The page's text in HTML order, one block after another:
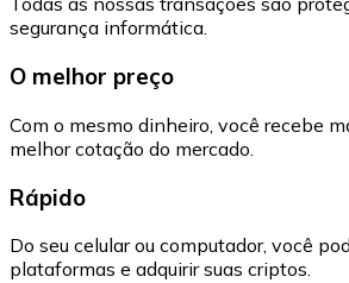
segurança informática.
O melhor preço
Com o mesmo dinheiro, você recebe
melhor cotação do mercado.
Rápido
Do seu celular ou computador, você
plataformas e adquirir suas criptos.